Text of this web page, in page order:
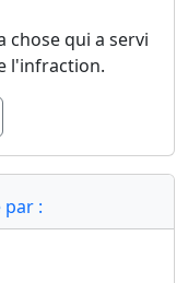
chose qui a servi
l'infraction.
: